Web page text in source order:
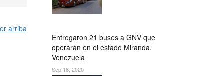
arriba
Entregaron 21 buses a GNV que
operarán en el estado Miranda,
Venezuela
Sep 18, 2020